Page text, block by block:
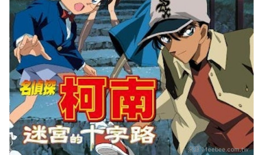
來源：feebee.com.tw